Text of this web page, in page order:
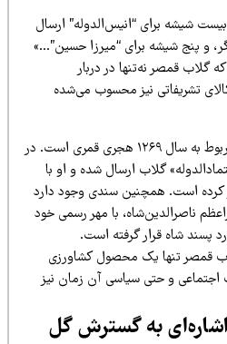
برای “انیس‌الدوله” ارسال
شیشه برای “میرزا حسین”…»
نه‌تنها در دربار
تشریفاتی نیز محسوب می‌شده
سند دیگری در موزه داریم که مربوط به سال ۱۲۶۹ هجری قمری است. در
گلاب ارسال شده و او با
همچنین سندی وجود دارد
با مهر رسمی خود
شاه قرار گرفته است.
تنها یک محصول کشاورزی
و حتی سیاسی آن زمان نیز
به گسترش گل